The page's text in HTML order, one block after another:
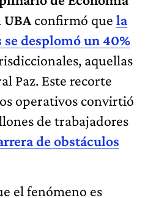
UBA confirmó que la
desplomó un 40%
aquellas
Paz. Este recorte
operativos convirtió
de trabajadores
de obstáculos
el fenómeno es